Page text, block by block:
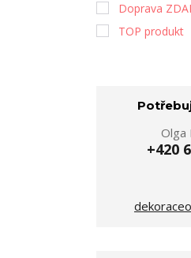
Doprava
TOP produkt
Olga
+420